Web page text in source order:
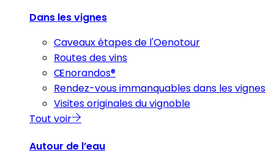
Dans les vignes
Caveaux étapes de l'Oenotour
Routes des vins
Œnorandos®
Rendez-vous immanquables dans les vignes
Visites originales du vignoble
Tout voir
Autour de l’eau